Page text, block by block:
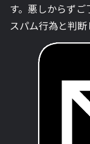
す。悪しからずご
スパム行為と判断